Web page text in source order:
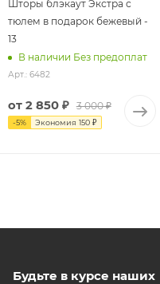
Шторы блэкаут Экстра с
тюлем в подарок бежевый -
13
В наличии Без предоплат
Арт.: 6482
от 2 850 ₽ 3 000 ₽
-5% Экономия 150 ₽
Будьте в курсе наших